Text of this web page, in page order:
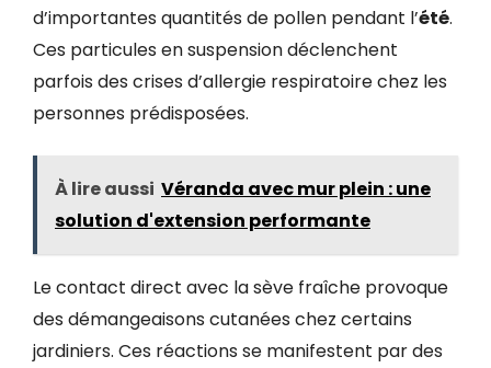
d’importantes quantités de pollen pendant l’été.
Ces particules en suspension déclenchent
parfois des crises d’allergie respiratoire chez les
personnes prédisposées.
À lire aussi Véranda avec mur plein : une
solution d'extension performante
Le contact direct avec la sève fraîche provoque
des démangeaisons cutanées chez certains
jardiniers. Ces réactions se manifestent par des